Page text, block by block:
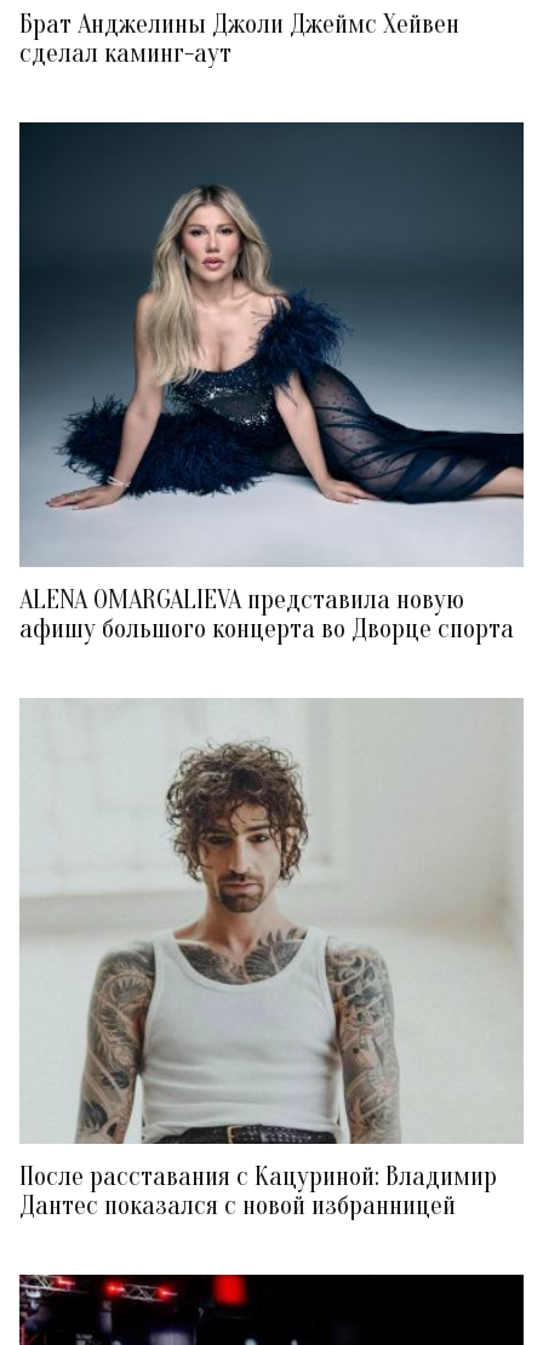
Брат Анджелины Джоли Джеймс Хейвен
сделал каминг-аут
ALENA OMARGALIEVA представила новую
афишу большого концерта во Дворце спорта
После расставания с Кацуриной: Владимир
Дантес показался с новой избранницей